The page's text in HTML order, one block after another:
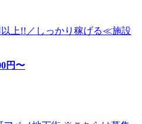
以上!!／しっかり稼げる≪施設
円〜